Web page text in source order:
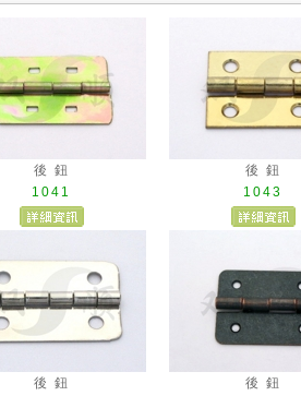
後 鈕
1041
後 鈕
1043
後 鈕
後 鈕